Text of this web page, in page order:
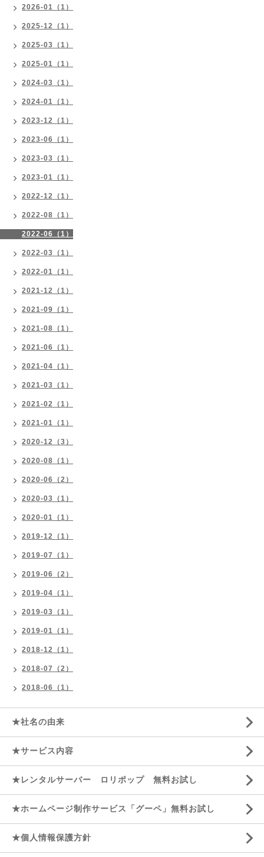
2026-01（1）
2025-12（1）
2025-03（1）
2025-01（1）
2024-03（1）
2024-01（1）
2023-12（1）
2023-06（1）
2023-03（1）
2023-01（1）
2022-12（1）
2022-08（1）
2022-06（1）
2022-03（1）
2022-01（1）
2021-12（1）
2021-09（1）
2021-08（1）
2021-06（1）
2021-04（1）
2021-03（1）
2021-02（1）
2021-01（1）
2020-12（3）
2020-08（1）
2020-06（2）
2020-03（1）
2020-01（1）
2019-12（1）
2019-07（1）
2019-06（2）
2019-04（1）
2019-03（1）
2019-01（1）
2018-12（1）
2018-07（2）
2018-06（1）
★社名の由来
★サービス内容
★レンタルサーバー ロリポップ 無料お試し
★ホームページ制作サービス「グーペ」無料お試し
★個人情報保護方針